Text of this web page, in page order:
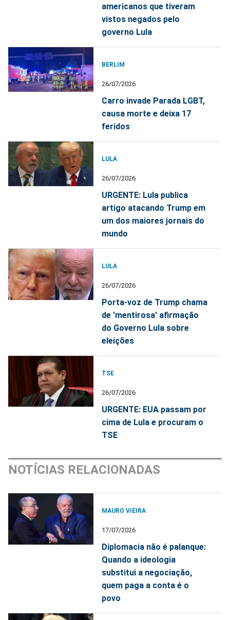
americanos que tiveram
vistos negados pelo
governo Lula
BERLIM
26/07/2026
Carro invade Parada LGBT,
causa morte e deixa 17
feridos
LULA
26/07/2026
URGENTE: Lula publica
artigo atacando Trump em
um dos maiores jornais do
mundo
LULA
26/07/2026
Porta-voz de Trump chama
de 'mentirosa' afirmação
do Governo Lula sobre
eleições
TSE
26/07/2026
URGENTE: EUA passam por
cima de Lula e procuram o
TSE
NOTÍCIAS RELACIONADAS
MAURO VIEIRA
17/07/2026
Diplomacia não é palanque:
Quando a ideologia
substitui a negociação,
quem paga a conta é o
povo